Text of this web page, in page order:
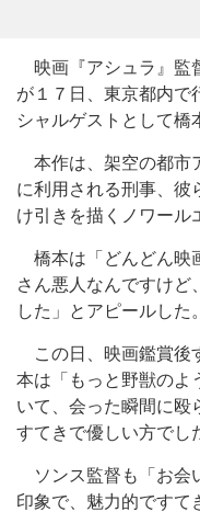
映画『アシュラ』監
が１７日、東京都内で
シャルゲストとして橋
本作は、架空の都市
に利用される刑事、彼
け引きを描くノワール
橋本は「どんどん映
さん悪人なんですけど
した」とアピールした。
この日、映画鑑賞後
本は「もっと野獣のよ
いて、会った瞬間に殴
すてきで優しい方でし
ソンス監督も「お会
印象で、魅力的ですて